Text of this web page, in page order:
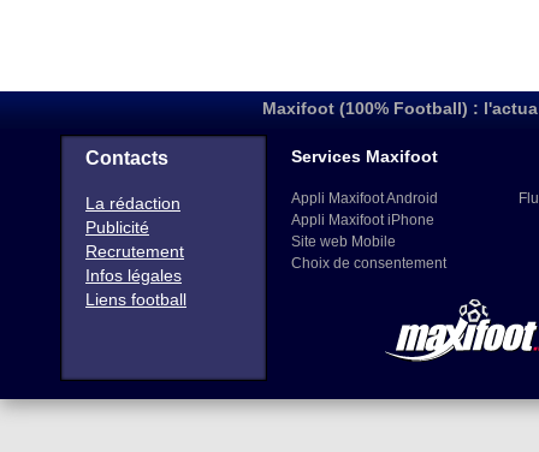
Maxifoot (100% Football) :
Contacts
La rédaction
Publicité
Recrutement
Infos légales
Liens football
Services Maxifoot
Appli Maxifoot Android
Appli Maxifoot iPhone
Site web Mobile
Choix de consentement